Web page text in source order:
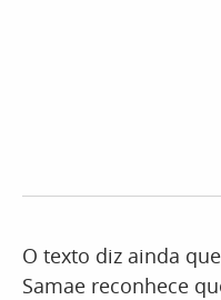
O texto diz ainda
Samae reconhece